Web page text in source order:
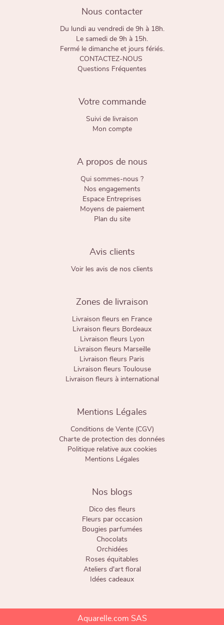
Nous contacter
Du lundi au vendredi de 9h à 18h.
Le samedi de 9h à 15h.
Fermé le dimanche et jours fériés.
CONTACTEZ-NOUS
Questions Fréquentes
Votre commande
Suivi de livraison
Mon compte
A propos de nous
Qui sommes-nous ?
Nos engagements
Espace Entreprises
Moyens de paiement
Plan du site
Avis clients
Voir les avis de nos clients
Zones de livraison
Livraison fleurs en France
Livraison fleurs Bordeaux
Livraison fleurs Lyon
Livraison fleurs Marseille
Livraison fleurs Paris
Livraison fleurs Toulouse
Livraison fleurs à international
Mentions Légales
Conditions de Vente (CGV)
Charte de protection des données
Politique relative aux cookies
Mentions Légales
Nos blogs
Dico des fleurs
Fleurs par occasion
Bougies parfumées
Chocolats
Orchidées
Roses équitables
Ateliers d'art floral
Idées cadeaux
Aquarelle.com SAS